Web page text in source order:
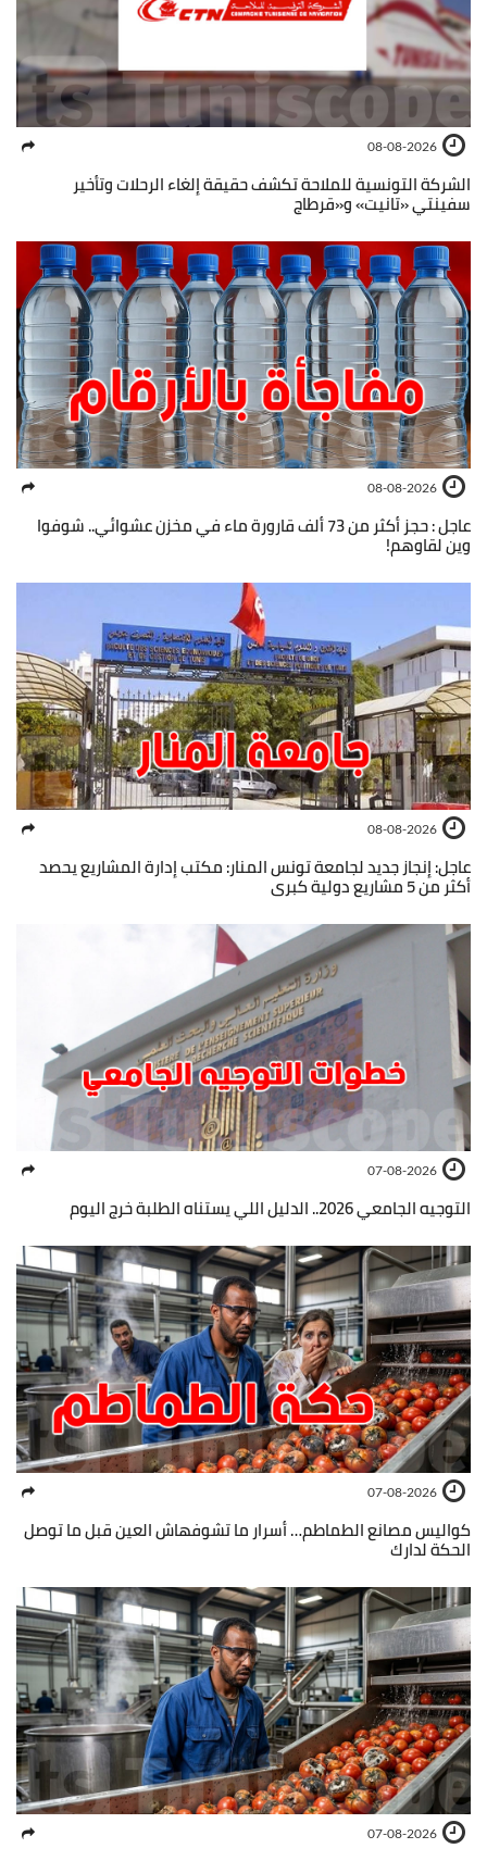
08-08-2026
الشركة التونسية للملاحة تكشف حقيقة إلغاء الرحلات وتأخير
سفينتي «تانيت» و«قرطاج
08-08-2026
عاجل : حجز أكثر من 73 ألف قارورة ماء في مخزن عشوائي.. شوفوا
وين لقاوهم!
08-08-2026
عاجل: إنجاز جديد لجامعة تونس المنار: مكتب إدارة المشاريع يحصد
أكثر من 5 مشاريع دولية كبرى
07-08-2026
التوجيه الجامعي 2026.. الدليل اللي يستناه الطلبة خرج اليوم
07-08-2026
كواليس مصانع الطماطم… أسرار ما تشوفهاش العين قبل ما توصل
الحكة لدارك
07-08-2026